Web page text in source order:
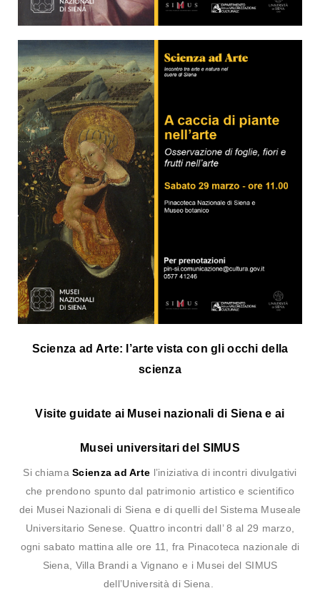
Scienza ad Arte: l’arte vista con gli occhi della
scienza
Visite guidate ai Musei nazionali di Siena e ai
Musei universitari del SIMUS
Si chiamaScienza ad Arte l’iniziativa di incontri divulgativi
che prendono spunto dal patrimonio artistico e scientifico
dei Musei Nazionali di Siena e di quelli del Sistema Museale
Universitario Senese. Quattro incontri dall’ 8 al 29 marzo,
ogni sabato mattina alle ore 11, fra Pinacoteca nazionale di
Siena, Villa Brandi a Vignano e i Musei del SIMUS
dell’Università di Siena.